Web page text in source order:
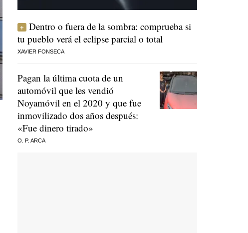
Dentro o fuera de la sombra: comprueba si
tu pueblo verá el eclipse parcial o total
XAVIER FONSECA
Pagan la última cuota de un
automóvil que les vendió
Noyamóvil en el 2020 y que fue
inmovilizado dos años después:
«Fue dinero tirado»
O. P. ARCA